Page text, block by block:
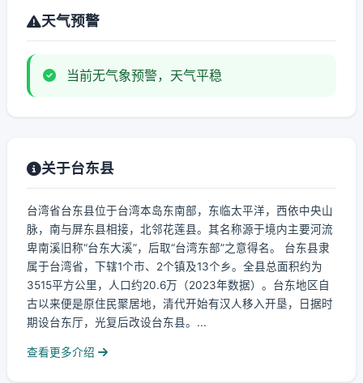
天气预警
当前无气象预警，天气平稳
关于台东县
台湾省台东县位于台湾本岛东南部，东临太平洋，西依中央山
脉，南与屏东县相接，北邻花莲县。其名称源于境内主要河流
卑南溪旧称“台东大溪”，后取“台湾东部”之意得名。 台东县隶
属于台湾省，下辖1个市、2个镇及13个乡。全县总面积约为
3515平方公里，人口约20.6万（2023年数据）。台东地区自
古以来便是原住民聚居地，清代开始有汉人移入开垦，日据时
期设台东厅，光复后改设台东县。...
查看更多介绍